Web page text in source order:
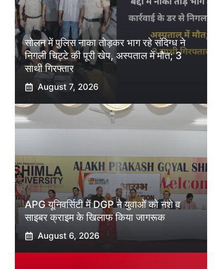
सोलन में पुलिस नाका तोड़कर भाग रहे संदिग्ध ने
निगली चिट्टे की पूरी खेप, अस्पताल में मौत; 3
साथी गिरफ्तार
August 7, 2026
APG यूनिवर्सिटी में DGP ने युवाओं को नशे व
साइबर क्राइम के खिलाफ किया जागरूक
August 6, 2026